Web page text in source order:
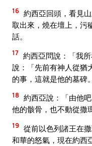
16 約西亞回頭，看見
取出來，燒在壇上，污
話。
17 約西亞問說：「我
說：「先前有神人從猶
的事，這就是他的墓碑
18 約西亞說：「由他
他的骸骨，也不動從撒
19 從前以色列諸王在
和華的怒氣，現在約西